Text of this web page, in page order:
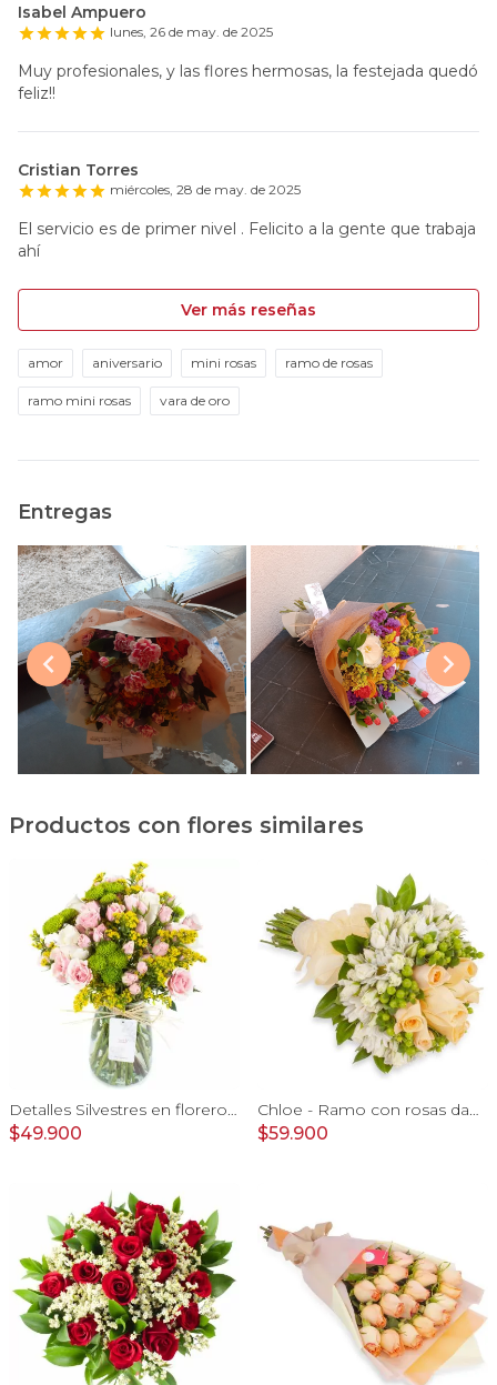
Isabel Ampuero
lunes, 26 de may. de 2025
Muy profesionales, y las flores hermosas, la festejada quedó
feliz!!
Cristian Torres
miércoles, 28 de may. de 2025
El servicio es de primer nivel . Felicito a la gente que trabaja
ahí
Ver más reseñas
amor aniversario mini rosas ramo de rosas
ramo mini rosas vara de oro
Entregas
Productos con flores similares
$49.900 $59.900